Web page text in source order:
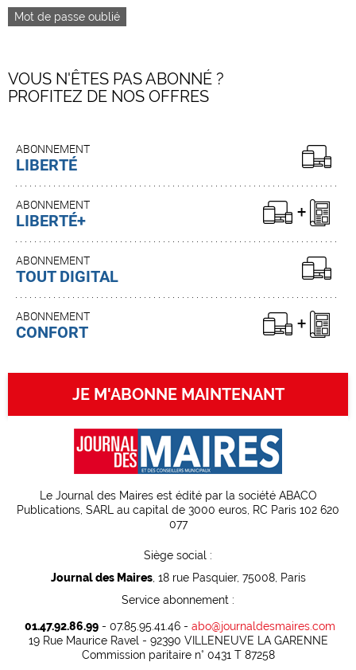
Mot de passe oublié
VOUS N'ÊTES PAS ABONNÉ ?
PROFITEZ DE NOS OFFRES
ABONNEMENT
LIBERTÉ
ABONNEMENT
LIBERTÉ+
ABONNEMENT
TOUT DIGITAL
ABONNEMENT
CONFORT
JE M'ABONNE MAINTENANT
Le Journal des Maires est édité par la société ABACO
Publications, SARL au capital de 3000 euros, RC Paris 102 620
077
Siège social :
Journal des Maires, 18 rue Pasquier, 75008, Paris
Service abonnement :
01.47.92.86.99- 07.85.95.41.46 - abo@journaldesmaires.com
19 Rue Maurice Ravel - 92390 VILLENEUVE LA GARENNE
Commission paritaire n° 0431 T 87258